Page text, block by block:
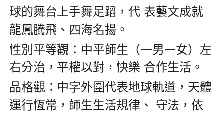
球的舞台上手舞足蹈，代 表藝文成就
龍鳳騰飛、四海名揚。
性別平等觀：中平師生（一男一女）左
右分治，平權以對，快樂 合作生活。
品格觀：中字外圍代表地球軌道，天體
運行恆常，師生生活規律、 守法，依